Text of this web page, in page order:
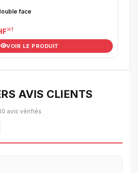
face
HT
VOIR LE PRODUIT
AVIS CLIENTS
avis vérifiés